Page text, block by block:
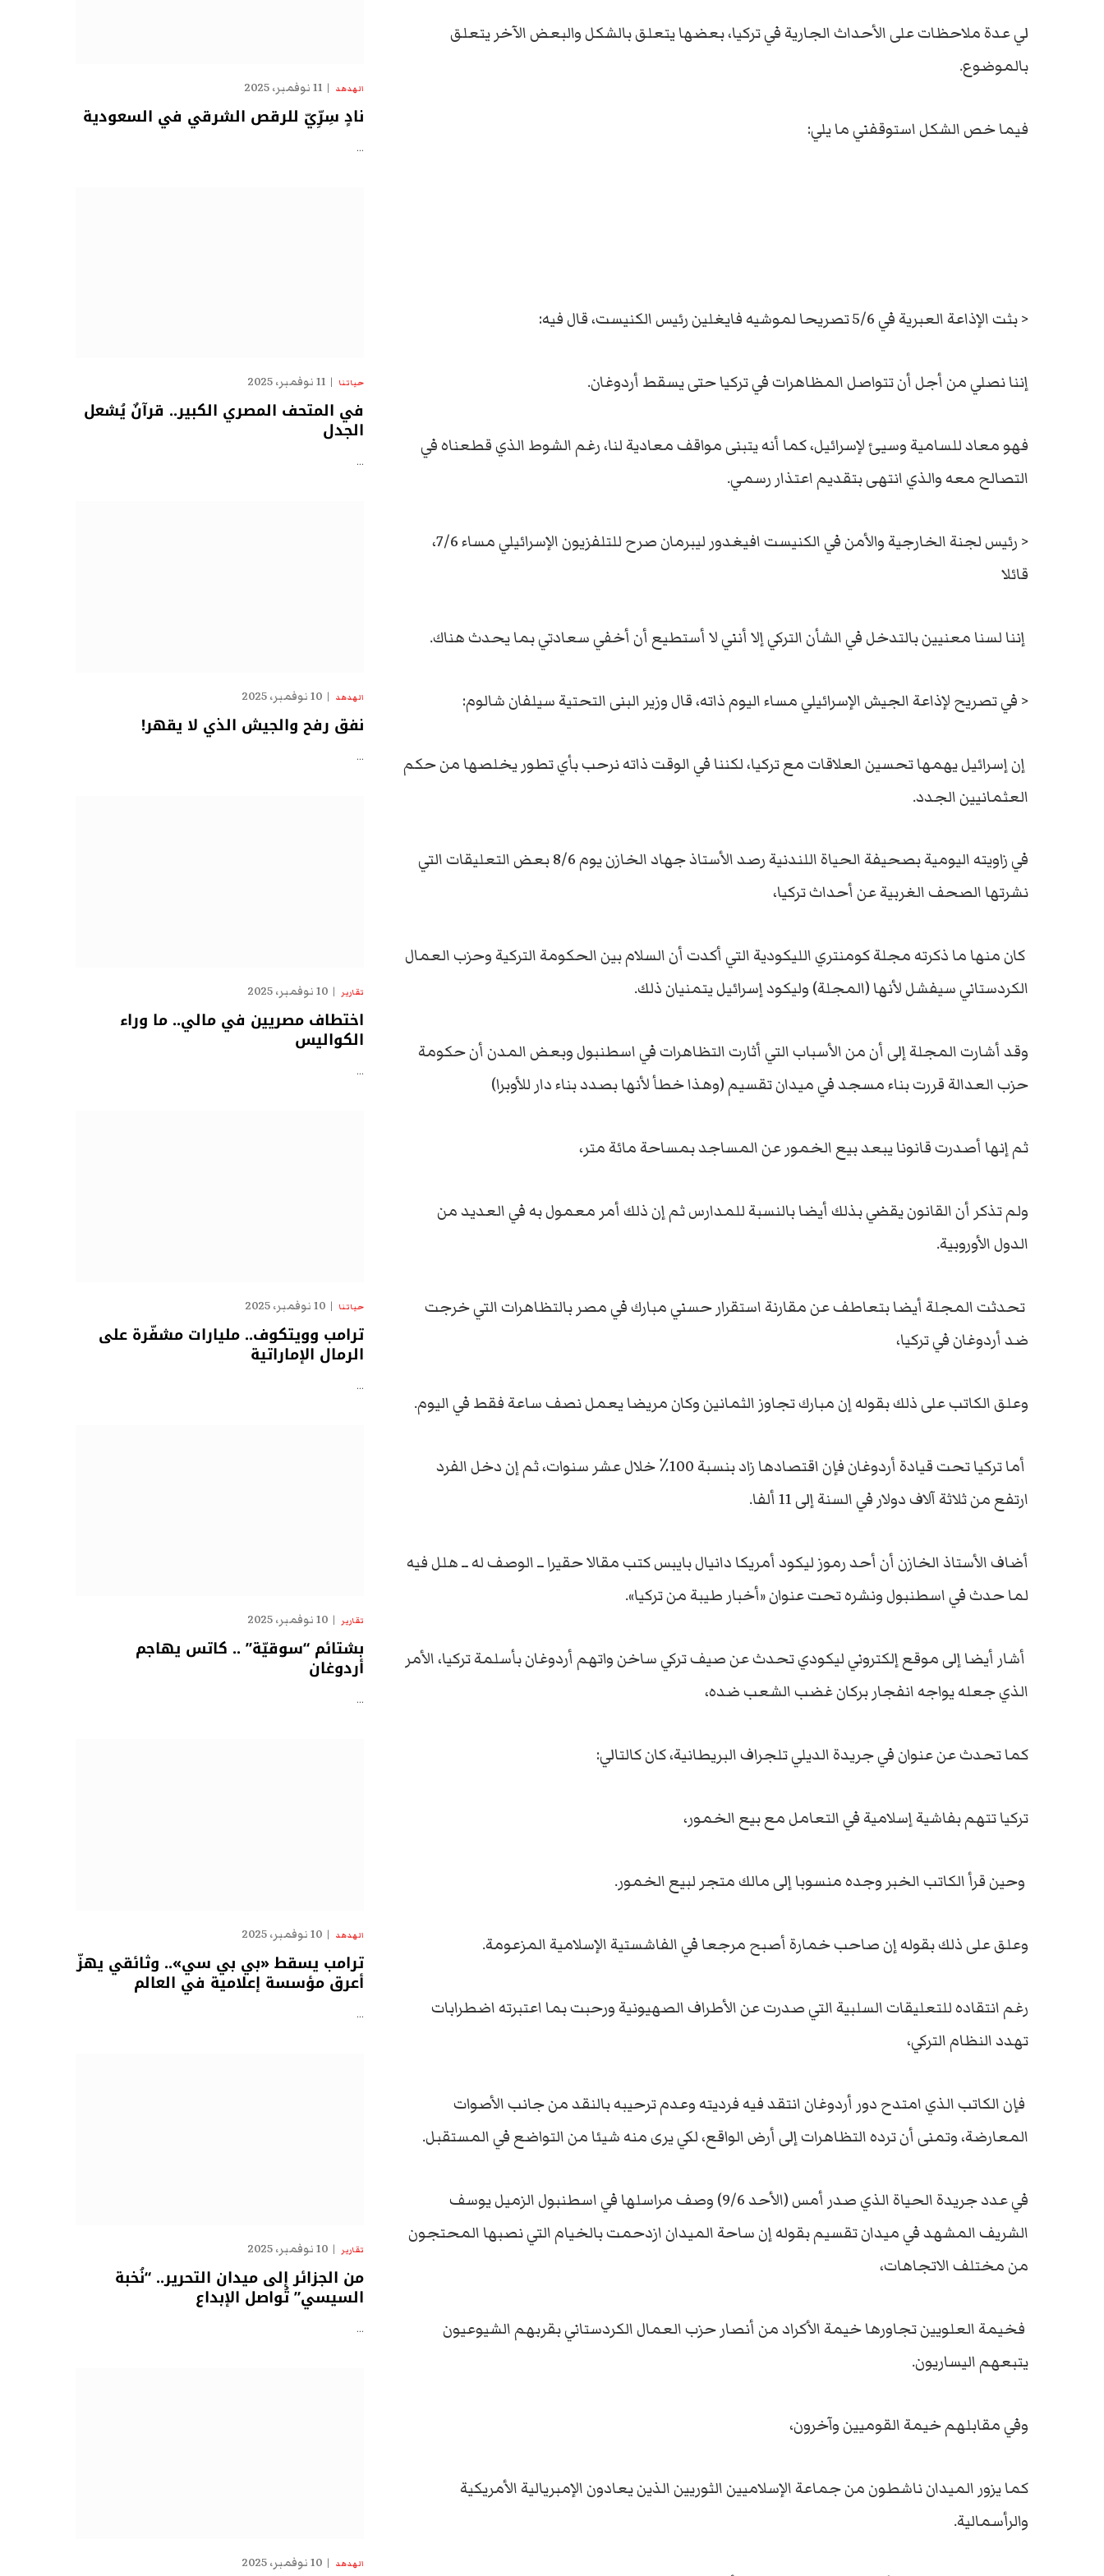
لي عدة ملاحظات على الأحداث الجارية في تركيا، بعضها يتعلق بالشكل والبعض الآخر يتعلق
بالموضوع.
فيما خص الشكل استوقفني ما يلي:
< بثت الإذاعة العبرية في 5/6 تصريحا لموشيه فايغلين رئيس الكنيست، قال فيه:
إننا نصلي من أجل أن تتواصل المظاهرات في تركيا حتى يسقط أردوغان.
فهو معاد للسامية وسيئ لإسرائيل، كما أنه يتبنى مواقف معادية لنا، رغم الشوط الذي قطعناه في
التصالح معه والذي انتهى بتقديم اعتذار رسمي.
< رئيس لجنة الخارجية والأمن في الكنيست افيغدور ليبرمان صرح للتلفزيون الإسرائيلي مساء 7/6،
قائلا
إننا لسنا معنيين بالتدخل في الشأن التركي إلا أنني لا أستطيع أن أخفي سعادتي بما يحدث هناك.
< في تصريح لإذاعة الجيش الإسرائيلي مساء اليوم ذاته، قال وزير البنى التحتية سيلفان شالوم:
إن إسرائيل يهمها تحسين العلاقات مع تركيا، لكننا في الوقت ذاته نرحب بأي تطور يخلصها من حكم
العثمانيين الجدد.
في زاويته اليومية بصحيفة الحياة اللندنية رصد الأستاذ جهاد الخازن يوم 8/6 بعض التعليقات التي
نشرتها الصحف الغربية عن أحداث تركيا،
كان منها ما ذكرته مجلة كومنتري الليكودية التي أكدت أن السلام بين الحكومة التركية وحزب العمال
الكردستاني سيفشل لأنها (المجلة) وليكود إسرائيل يتمنيان ذلك.
وقد أشارت المجلة إلى أن من الأسباب التي أثارت التظاهرات في اسطنبول وبعض المدن أن حكومة
حزب العدالة قررت بناء مسجد في ميدان تقسيم (وهذا خطأ لأنها بصدد بناء دار للأوبرا)
ثم إنها أصدرت قانونا يبعد بيع الخمور عن المساجد بمساحة مائة متر،
ولم تذكر أن القانون يقضي بذلك أيضا بالنسبة للمدارس ثم إن ذلك أمر معمول به في العديد من
الدول الأوروبية.
تحدثت المجلة أيضا بتعاطف عن مقارنة استقرار حسني مبارك في مصر بالتظاهرات التي خرجت
ضد أردوغان في تركيا،
وعلق الكاتب على ذلك بقوله إن مبارك تجاوز الثمانين وكان مريضا يعمل نصف ساعة فقط في اليوم.
أما تركيا تحت قيادة أردوغان فإن اقتصادها زاد بنسبة 100٪ خلال عشر سنوات، ثم إن دخل الفرد
ارتفع من ثلاثة آلاف دولار في السنة إلى 11 ألفا.
أضاف الأستاذ الخازن أن أحد رموز ليكود أمريكا دانيال بايبس كتب مقالا حقيرا ــ الوصف له ــ هلل فيه
لما حدث في اسطنبول ونشره تحت عنوان «أخبار طيبة من تركيا».
أشار أيضا إلى موقع إلكتروني ليكودي تحدث عن صيف تركي ساخن واتهم أردوغان بأسلمة تركيا، الأمر
الذي جعله يواجه انفجار بركان غضب الشعب ضده،
كما تحدث عن عنوان في جريدة الديلي تلجراف البريطانية، كان كالتالي:
تركيا تتهم بفاشية إسلامية في التعامل مع بيع الخمور،
وحين قرأ الكاتب الخبر وجده منسوبا إلى مالك متجر لبيع الخمور.
وعلق على ذلك بقوله إن صاحب خمارة أصبح مرجعا في الفاشستية الإسلامية المزعومة.
رغم انتقاده للتعليقات السلبية التي صدرت عن الأطراف الصهيونية ورحبت بما اعتبرته اضطرابات
تهدد النظام التركي،
فإن الكاتب الذي امتدح دور أردوغان انتقد فيه فرديته وعدم ترحيبه بالنقد من جانب الأصوات
المعارضة، وتمنى أن ترده التظاهرات إلى أرض الواقع، لكي يرى منه شيئا من التواضع في المستقبل.
في عدد جريدة الحياة الذي صدر أمس (الأحد 9/6) وصف مراسلها في اسطنبول الزميل يوسف
الشريف المشهد في ميدان تقسيم بقوله إن ساحة الميدان ازدحمت بالخيام التي نصبها المحتجون
من مختلف الاتجاهات،
فخيمة العلويين تجاورها خيمة الأكراد من أنصار حزب العمال الكردستاني بقربهم الشيوعيون
يتبعهم اليساريون.
وفي مقابلهم خيمة القوميين وآخرون،
كما يزور الميدان ناشطون من جماعة الإسلاميين الثوريين الذين يعادون الإمبريالية الأمريكية
والرأسمالية.
الهدهد 11 نوفمبر، 2025
نادٍ سِرِّيّ للرقص الشرقي في السعودية
…
حياتنا 11 نوفمبر، 2025
في المتحف المصري الكبير.. قرآنٌ يُشعل
الجدل
…
الهدهد 10 نوفمبر، 2025
نفق رفح والجيش الذي لا يقهر!
…
تقارير 10 نوفمبر، 2025
اختطاف مصريين في مالي.. ما وراء
الكواليس
…
حياتنا 10 نوفمبر، 2025
ترامب وويتكوف.. مليارات مشفّرة على
الرمال الإماراتية
…
تقارير 10 نوفمبر، 2025
بشتائم “سوقيّة” .. كاتس يهاجم
أردوغان
…
الهدهد 10 نوفمبر، 2025
ترامب يسقط «بي بي سي».. وثائقي يهزّ
أعرق مؤسسة إعلامية في العالم
…
تقارير 10 نوفمبر، 2025
من الجزائر إلى ميدان التحرير.. “نُخبة
السيسي” تُواصل الإبداع
…
الهدهد 10 نوفمبر، 2025